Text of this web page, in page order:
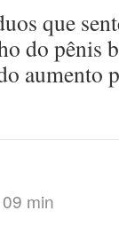
que
do pênis
aumento
min